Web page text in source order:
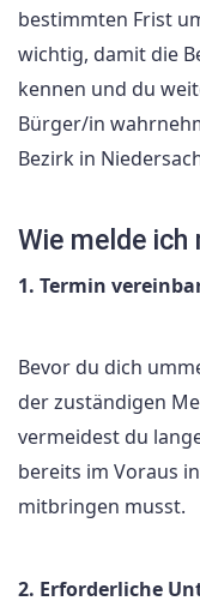
bestimmten Frist
wichtig, damit die
kennen und du
Bürger/in
Bezirk in
Wie melde ich
1. Termin
Bevor du dich
der zuständigen
vermeidest du
bereits im Voraus
mitbringen musst.
2. Erforderliche